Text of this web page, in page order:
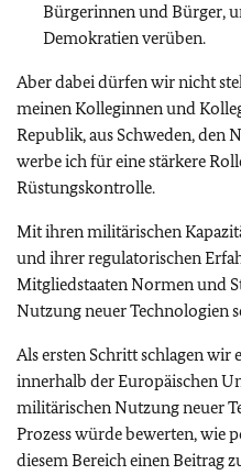
Bürgerinnen und Bürger,
Demokratien verüben.
Aber dabei dürfen wir nicht
meinen Kolleginnen und
Republik, aus Schweden, den
werbe ich für eine stärkere
Rüstungskontrolle.
Mit ihren militärischen
und ihrer regulatorischen
Mitgliedstaaten Normen und
Nutzung neuer Technologien
Als ersten Schritt schlagen wir
innerhalb der Europäischen
militärischen Nutzung neuer
Prozess würde bewerten, wie
diesem Bereich einen Beitrag